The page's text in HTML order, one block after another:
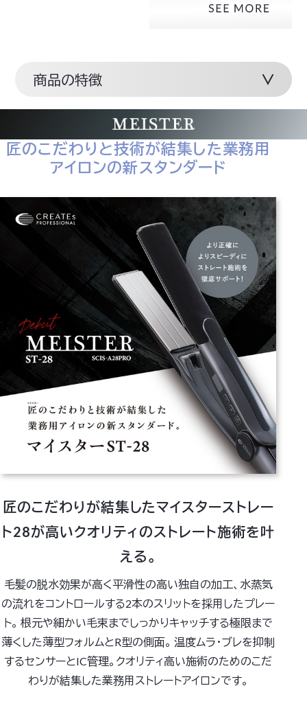
商品の特徴
匠のこだわりと技術が結集した業務用
アイロンの新スタンダード
匠のこだわりが結集したマイスターストレー
ト28が高いクオリティのストレート施術を叶
える。
毛髪の脱水効果が高く平滑性の高い独自の加工、水蒸気
の流れをコントロールする2本のスリットを採用したプレー
ト。 根元や細かい毛束までしっかりキャッチする極限まで
薄くした薄型フォルムとR型の側面。 温度ムラ・ブレを抑制
するセンサーとIC管理。クオリティ高い施術のためのこだ
わりが結集した業務用ストレートアイロンです。